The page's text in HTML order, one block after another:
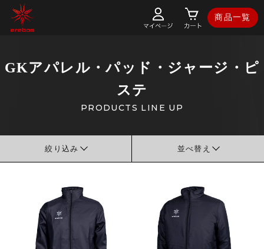
商品一覧
GKアパレル・パッド・ジャージ・ピ
ステ
PRODUCTS LINE UP
絞り込み 並べ替え